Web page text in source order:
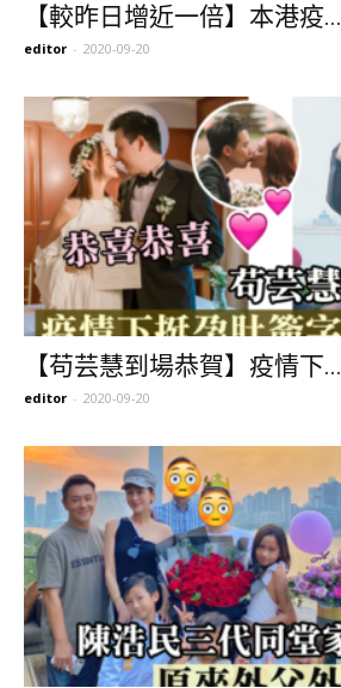
【較昨日增近一倍】本港疫...
editor - 2020-09-20
【苟芸慧到場恭賀】疫情下...
editor - 2020-09-20